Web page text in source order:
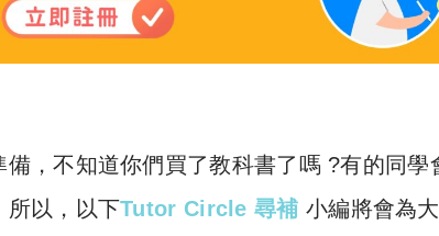
備，不知道你們買了教科書了嗎 ?有的同學
所以，以下Tutor Circle 尋補 小編將會為